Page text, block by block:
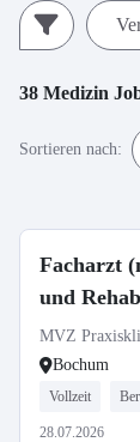
38 Medizin
Sortieren nach:
Facharzt
und
MVZ
Bochum
Vollzeit
28.07.2026